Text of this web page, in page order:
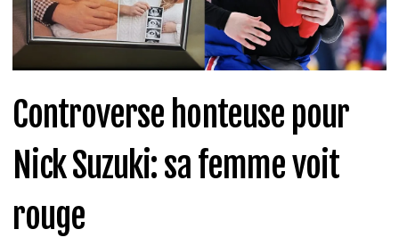
Controverse honteuse pour
Nick Suzuki: sa femme voit
rouge